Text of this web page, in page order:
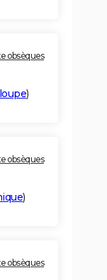
obsèques
)
obsèques
)
obsèques